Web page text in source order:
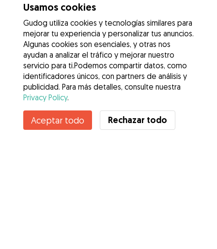
Usamos cookies
Gudog utiliza cookies y tecnologías similares para
mejorar tu experiencia y personalizar tus anuncios.
Algunas cookies son esenciales, y otras nos
ayudan a analizar el tráfico y mejorar nuestro
servicio para ti.Podemos compartir datos, como
identificadores únicos, con partners de análisis y
publicidad. Para más detalles, consulte nuestra
Privacy Policy.
Aceptar todo Rechazar todo